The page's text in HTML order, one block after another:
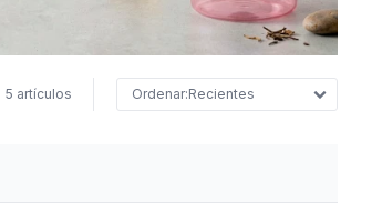
5 artículos Recientes